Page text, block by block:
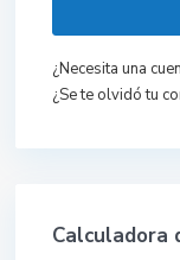
¿Necesita una
¿Se te olvidó tu
Calculadora